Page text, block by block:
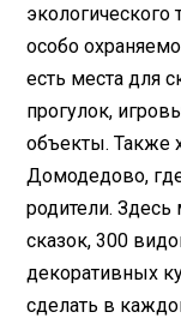
экологического
особо
есть места для
прогулок,
объекты. Также
Домодедово,
родители. Здесь
сказок, 300
декоративных
сделать в